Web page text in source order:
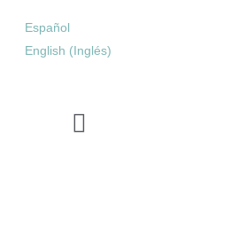
contenido
Español
English (Inglés)